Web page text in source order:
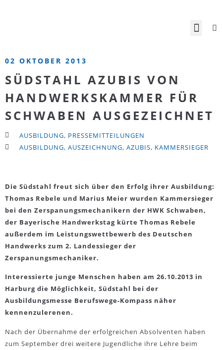
02 OKTOBER 2013
SÜDSTAHL AZUBIS VON
HANDWERKSKAMMER FÜR
SCHWABEN AUSGEZEICHNET
AUSBILDUNG, PRESSEMITTEILUNGEN
AUSBILDUNG, AUSZEICHNUNG, AZUBIS, KAMMERSIEGER
Die Südstahl freut sich über den Erfolg ihrer Ausbildung:
Thomas Rebele und Marius Meier wurden Kammersieger
bei den Zerspanungsmechanikern der HWK Schwaben,
der Bayerische Handwerkstag kürte Thomas Rebele
außerdem im Leistungswettbewerb des Deutschen
Handwerks zum 2. Landessieger der
Zerspanungsmechaniker.
Interessierte junge Menschen haben am 26.10.2013 in
Harburg die Möglichkeit, Südstahl bei der
Ausbildungsmesse Berufswege-Kompass näher
kennenzulerenen.
Nach der Übernahme der erfolgreichen Absolventen haben
zum September drei weitere Jugendliche ihre Lehre beim